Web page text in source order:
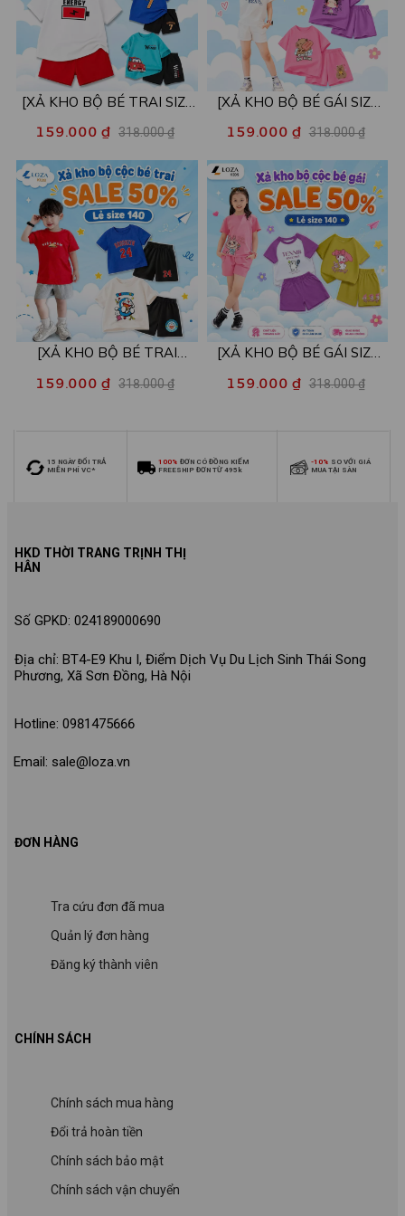
[XẢ KHO BỘ BÉ TRAI SIZE
130] Bộ đồ cho bé trai nhiều
mẫu - Quần áo bé trai từ 22-
26kg - Loza Kids XB004
159.000 ₫ 318.000 ₫
[XẢ KHO BỘ BÉ GÁI SIZE
130] Bộ đồ cho bé gái nhiều
mẫu - Quần áo bé gái từ 22-
26kg - Loza Kids XB005
159.000 ₫ 318.000 ₫
[XẢ KHO BỘ BÉ TRAI
nhiều mẫu - Quần áo bé trai
159.000 ₫ 318.000 ₫
[XẢ KHO BỘ BÉ GÁI SIZE
mẫu - Quần áo bé gái từ 26-
159.000 ₫ 318.000 ₫
15 NGÀY ĐỔI TRẢ
MIỄN PHÍ VC*
100% ĐƠN CÓ ĐỒNG KIỂM
FREESHIP ĐƠN TỪ 495k
-10% SO VỚI GIÁ
MUA TẠI SÀN
CHÍNH SÁCH
Chính sách mua hàng
Đổi trả hoàn tiền
Chính sách bảo mật
Chính sách vận chuyển
HKD THỜI TRANG TRỊNH THỊ
HÂN
Số GPKD: 024189000690
Địa chỉ: BT4-E9 Khu I, Điểm Dịch Vụ Du Lịch Sinh Thái Song
Phương, Xã Sơn Đồng, Hà Nội
Hotline: 0981475666
Email: sale@loza.vn
ĐƠN HÀNG
Tra cứu đơn đã mua
Quản lý đơn hàng
Đăng ký thành viên